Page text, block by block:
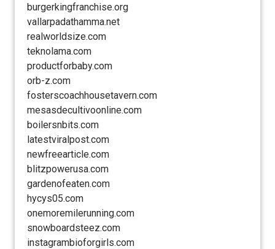
burgerkingfranchise.org
vallarpadathamma.net
realworldsize.com
teknolama.com
productforbaby.com
orb-z.com
fosterscoachhousetavern.com
mesasdecultivoonline.com
boilersnbits.com
latestviralpost.com
newfreearticle.com
blitzpowerusa.com
gardenofeaten.com
hycys05.com
onemoremilerunning.com
snowboardsteez.com
instagrambioforgirls.com